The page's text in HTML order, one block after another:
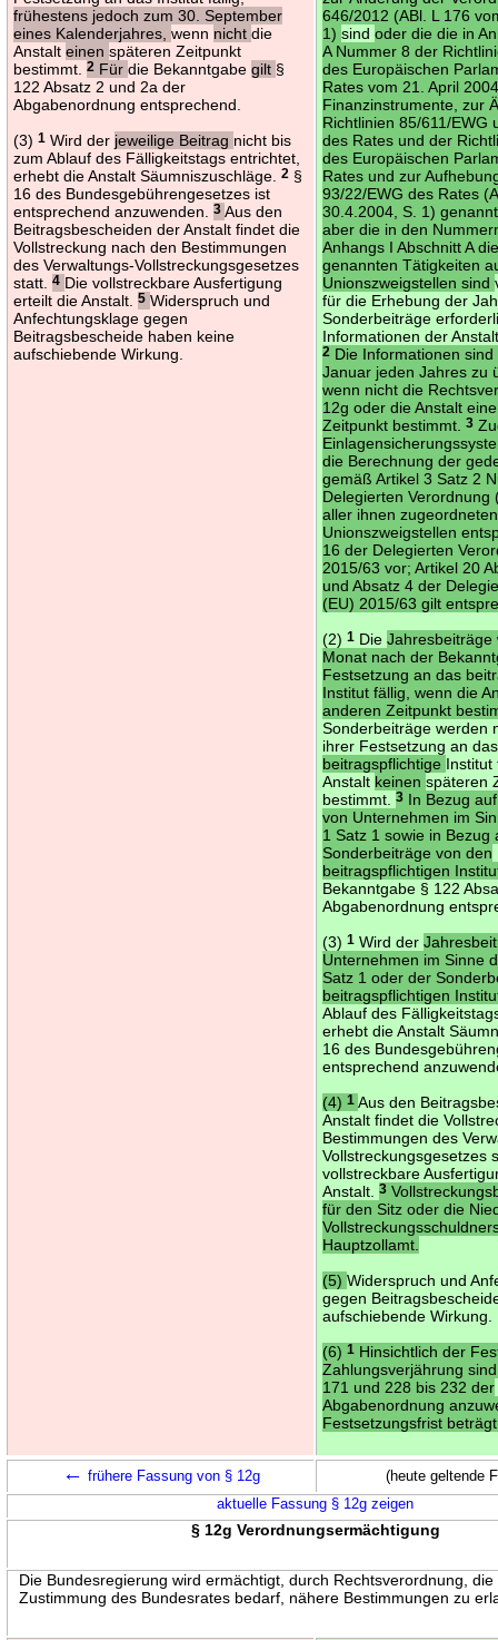
frühestens jedoch zum 30. September
eines Kalenderjahres,wenn nichtdie
Anstalteinenspäteren Zeitpunkt
bestimmt.2 Fürdie Bekanntgabegilt §
122 Absatz 2 und 2a der
Abgabenordnung entsprechend.
(3)1 Wird der jeweilige Beitrag nicht bis
zum Ablauf des Fälligkeitstags entrichtet,
erhebt die Anstalt Säumniszuschläge.2 §
16 des Bundesgebührengesetzes ist
entsprechend anzuwenden.3 Aus den
Beitragsbescheiden der Anstalt findet die
Vollstreckung nach den Bestimmungen
des Verwaltungs-Vollstreckungsgesetzes
statt.4 Die vollstreckbare Ausfertigung
erteilt die Anstalt.5 Widerspruch und
Anfechtungsklage gegen
Beitragsbescheide haben keine
aufschiebende Wirkung.
646/2012 (ABl. L 176
1)sindoder die die in
A Nummer 8 der
des Europäischen
Rates vom 21. April
Finanzinstrumente, zur
Richtlinien 85/611/EWG
des Rates und der
des Europäischen
Rates und zur
93/22/EWG des Rates
30.4.2004, S. 1)
aber die in den
Anhangs I Abschnitt A
genannten Tätigkeiten
Unionszweigstellen sind
für die Erhebung der
Sonderbeiträge
Informationen der
2 Die Informationen
Januar jeden Jahres zu
wenn nicht die
12g oder die Anstalt
Zeitpunkt bestimmt.3
die Berechnung der
gemäß Artikel 3 Satz 2
Delegierten Verordnung
aller ihnen zugeordneten
Unionszweigstellen
16 der Delegierten
2015/63 vor; Artikel 20
und Absatz 4 der
(EU) 2015/63 gilt
(2)1 DieJahresbeiträge
Monat nach der
Festsetzung an das
Institut fällig, wenn die
anderen Zeitpunkt
Sonderbeiträge werden
ihrer Festsetzung an das
beitragspflichtige Institut
Anstalt keinenspäteren
bestimmt.3 In Bezug
von Unternehmen im
1 Satz 1 sowie in Bezug
Sonderbeiträge von den
beitragspflichtigen
Bekanntgabe § 122
Abgabenordnung
(3)1 Wird der
Unternehmen im Sinne
Satz 1 oder der
beitragspflichtigen
Ablauf des
erhebt die Anstalt
16 des
entsprechend
(4)1 Aus den
Anstalt findet die
Bestimmungen des
Vollstreckungsgesetzes
vollstreckbare
Anstalt.3
für den Sitz oder die
Hauptzollamt.
(5)Widerspruch und
gegen
aufschiebende Wirkung.
(6)1 Hinsichtlich der
Zahlungsverjährung
171 und 228 bis 232 der
Abgabenordnung
Festsetzungsfrist
← frühere Fassung von § 12g
(heute geltende
aktuelle Fassung § 12g zeigen
§ 12g Verordnungsermächtigung
Die Bundesregierung wird ermächtigt, durch Rechtsverordnung, die
Zustimmung des Bundesrates bedarf, nähere Bestimmungen zu